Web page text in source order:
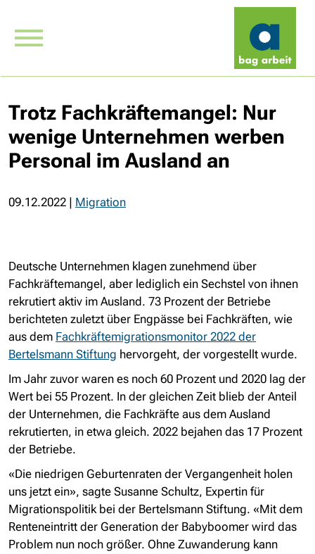
Trotz Fachkräftemangel: Nur
wenige Unternehmen werben
Personal im Ausland an
09.12.2022 | Migration
Deutsche Unternehmen klagen zunehmend über
Fachkräftemangel, aber lediglich ein Sechstel von ihnen
rekrutiert aktiv im Ausland. 73 Prozent der Betriebe
berichteten zuletzt über Engpässe bei Fachkräften, wie
aus dem Fachkräftemigrationsmonitor 2022 der
Bertelsmann Stiftung hervorgeht, der vorgestellt wurde.
Im Jahr zuvor waren es noch 60 Prozent und 2020 lag der
Wert bei 55 Prozent. In der gleichen Zeit blieb der Anteil
der Unternehmen, die Fachkräfte aus dem Ausland
rekrutierten, in etwa gleich. 2022 bejahen das 17 Prozent
der Betriebe.
«Die niedrigen Geburtenraten der Vergangenheit holen
uns jetzt ein», sagte Susanne Schultz, Expertin für
Migrationspolitik bei der Bertelsmann Stiftung. «Mit dem
Renteneintritt der Generation der Babyboomer wird das
Problem nun noch größer. Ohne Zuwanderung kann